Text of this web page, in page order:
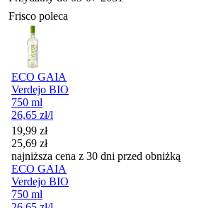
Frisco poleca
ECO GAIA
Verdejo BIO
750 ml
26,65 zł/l
Cena promocyjna
19,99 zł
25,69 zł
najniższa cena z 30 dni przed obniżką
ECO GAIA
Verdejo BIO
750 ml